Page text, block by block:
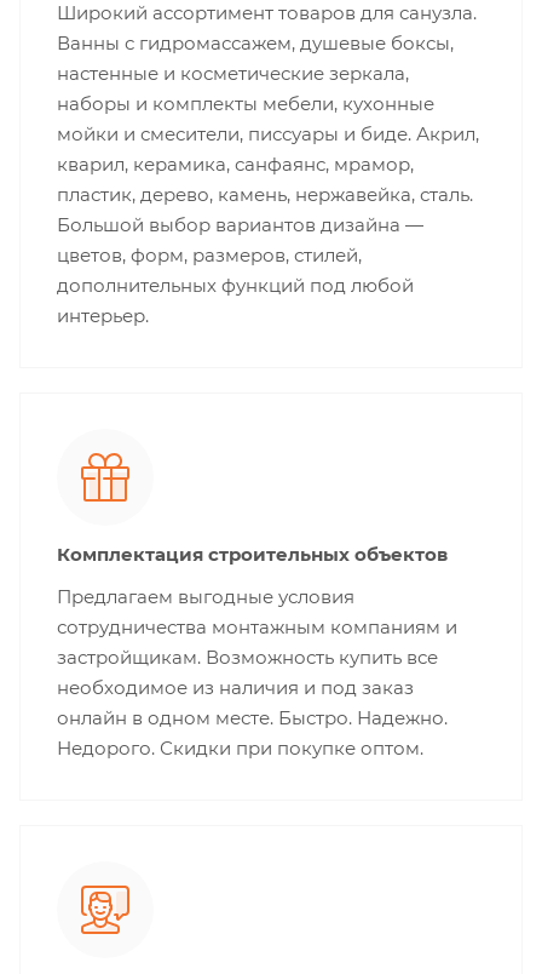
Широкий ассортимент товаров для санузла.
Ванны с гидромассажем, душевые боксы,
настенные и косметические зеркала,
наборы и комплекты мебели, кухонные
мойки и смесители, писсуары и биде. Акрил,
кварил, керамика, санфаянс, мрамор,
пластик, дерево, камень, нержавейка, сталь.
Большой выбор вариантов дизайна —
цветов, форм, размеров, стилей,
дополнительных функций под любой
интерьер.
Комплектация строительных объектов
Предлагаем выгодные условия
сотрудничества монтажным компаниям и
застройщикам. Возможность купить все
необходимое из наличия и под заказ
онлайн в одном месте. Быстро. Надежно.
Недорого. Скидки при покупке оптом.